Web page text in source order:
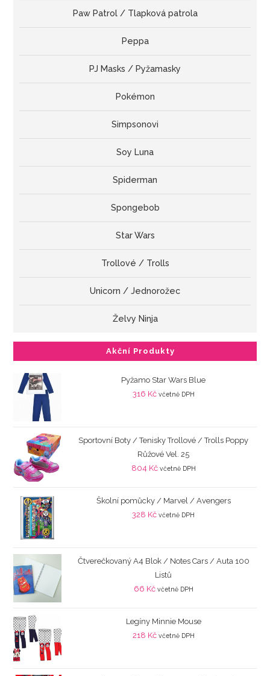
Paw Patrol / Tlapková patrola
Peppa
PJ Masks / Pyžamasky
Pokémon
Simpsonovi
Soy Luna
Spiderman
Spongebob
Star Wars
Trollové / Trolls
Unicorn / Jednorožec
Želvy Ninja
Akční Produkty
Pyžamo Star Wars Blue
316 Kč včetně DPH
Sportovní Boty / Tenisky Trollové / Trolls Poppy
Růžové Vel. 25
804 Kč včetně DPH
Školní pomůcky / Marvel / Avengers
328 Kč včetně DPH
Čtverečkovaný A4 Blok / Notes Cars / Auta 100
Listů
66 Kč včetně DPH
Legíny Minnie Mouse
218 Kč včetně DPH